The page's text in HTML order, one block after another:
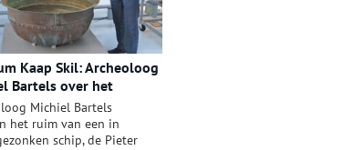
Kaap Skil: Archeoloog
Bartels over het
Michiel Bartels
het ruim van een in
schip, de Pieter